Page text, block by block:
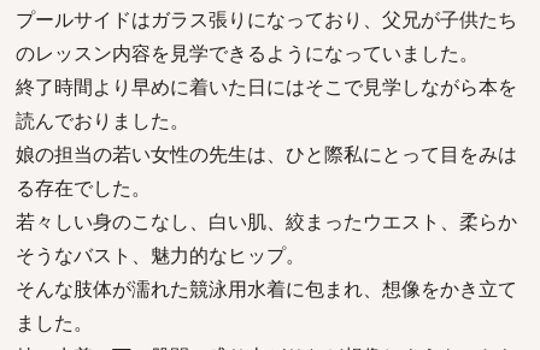
プールサイドはガラス張りになっており、父兄が子供たち
のレッスン内容を見学できるようになっていました。
終了時間より早めに着いた日にはそこで見学しながら本を
読んでおりました。
娘の担当の若い女性の先生は、ひと際私にとって目をみは
る存在でした。
若々しい身のこなし、白い肌、絞まったウエスト、柔らか
そうなバスト、魅力的なヒップ。
そんな肢体が濡れた競泳用水着に包まれ、想像をかき立て
ました。